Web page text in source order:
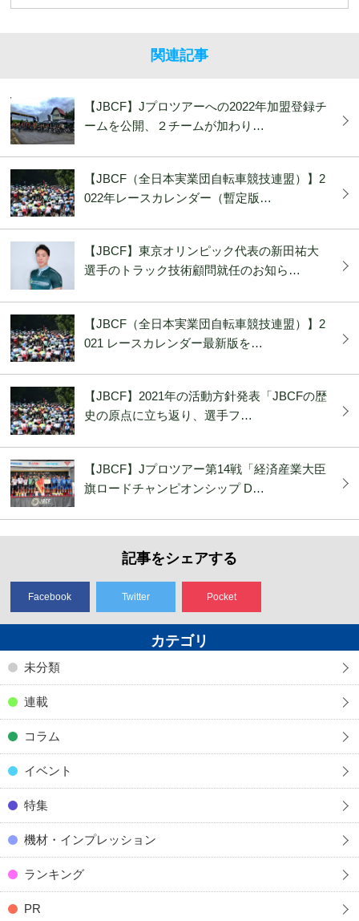
関連記事
【JBCF】Jプロツアーへの2022年加盟登録チ
ームを公開、２チームが加わり…
【JBCF（全日本実業団自転車競技連盟）】2
022年レースカレンダー（暫定版…
【JBCF】東京オリンピック代表の新田祐大
選手のトラック技術顧問就任のお知ら…
【JBCF（全日本実業団自転車競技連盟）】2
021 レースカレンダー最新版を…
【JBCF】2021年の活動方針発表「JBCFの歴
史の原点に立ち返り、選手フ…
【JBCF】Jプロツアー第14戦「経済産業大臣
旗ロードチャンピオンシップ D…
記事をシェアする
Facebook Twitter Pocket
カテゴリ
未分類
連載
コラム
イベント
特集
機材・インプレッション
ランキング
PR